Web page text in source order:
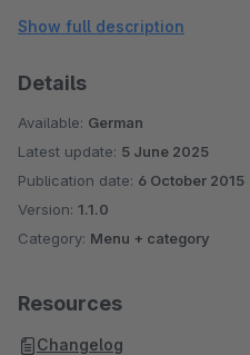
Mention XML Schnittstelle
Show full description
Details
Available: German
Latest update: 5 June 2025
Publication date: 6 October 2015
Version: 1.1.0
Category: Menu + category
Resources
Changelog